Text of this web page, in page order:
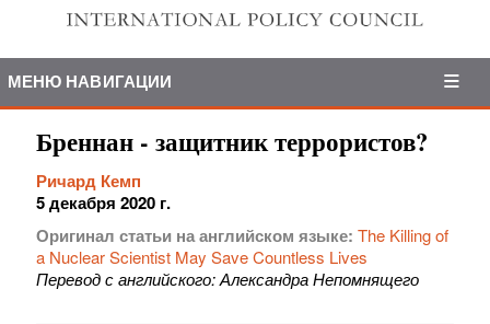
МЕНЮ НАВИГАЦИИ
Бреннан - защитник террористов?
Ричард Кемп
5 декабря 2020 г.
Оригинал статьи на английском языке: The Killing of
a Nuclear Scientist May Save Countless Lives
Перевод с английского: Александра Непомнящего